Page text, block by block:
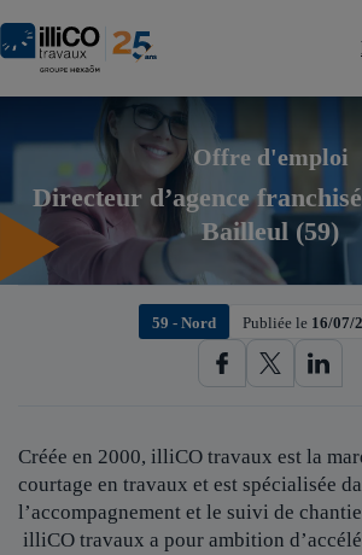
Panneau de gestion des cookies
Offre d'emploi
Directeur d’agence
Bailleul (59)
59 - Nord Publiée le 16/07/
Créée en 2000, illiCO travaux est la
courtage en travaux et est spécialisée
l’accompagnement et le suivi de
illiCO travaux a pour ambition